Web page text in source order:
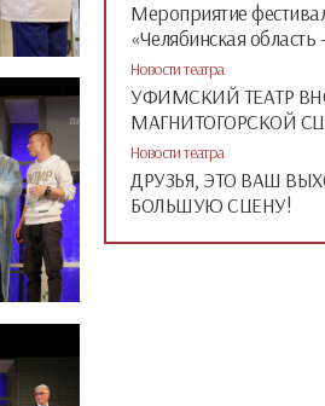
большая семья»
Новости театра
УФИМСКИЙ ТЕАТР
МАГНИТОГОРСКОЙ
Новости театра
ДРУЗЬЯ, ЭТО ВАШ
БОЛЬШУЮ СЦЕНУ!